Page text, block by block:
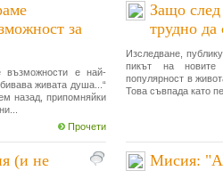
за
възможности е най-
живата душа...“
назад, припомняйки
Прочети
Защо
трудно да
Изследване,
пикът на новите
популярност в
Това съвпада като
(и не
Мисия: